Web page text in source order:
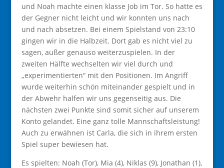
und Noah machte einen klasse Job im Tor. So hatte es
der Gegner nicht leicht und wir konnten uns nach
und nach absetzen. Bei einem Spielstand von 23:10
gingen wir in die Halbzeit. Dort gab es nicht viel zu
sagen, außer genauso weiterzuspielen. In der
zweiten Hälfte wechselten wir viel durch und
„experimentierten“ mit den Positionen. Im Angriff
wurde weiterhin schön miteinander gespielt und in
der Abwehr halfen wir uns gegenseitig aus. Die
nächsten zwei Punkte sind somit sicher auf unserem
Konto gelandet. Eine ganz tolle Mannschaftsleistung!
Auch zu erwähnen ist Carla, die sich in ihrem ersten
Spiel super bewiesen hat.
Es spielten: Noah (Tor), Mia (4), Niklas (9), Jonathan (1),